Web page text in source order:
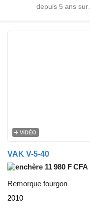
depuis 5 ans sur
VIDÉO
VAK V-5-40
11 980 F CFA
Remorque fourgon
2010